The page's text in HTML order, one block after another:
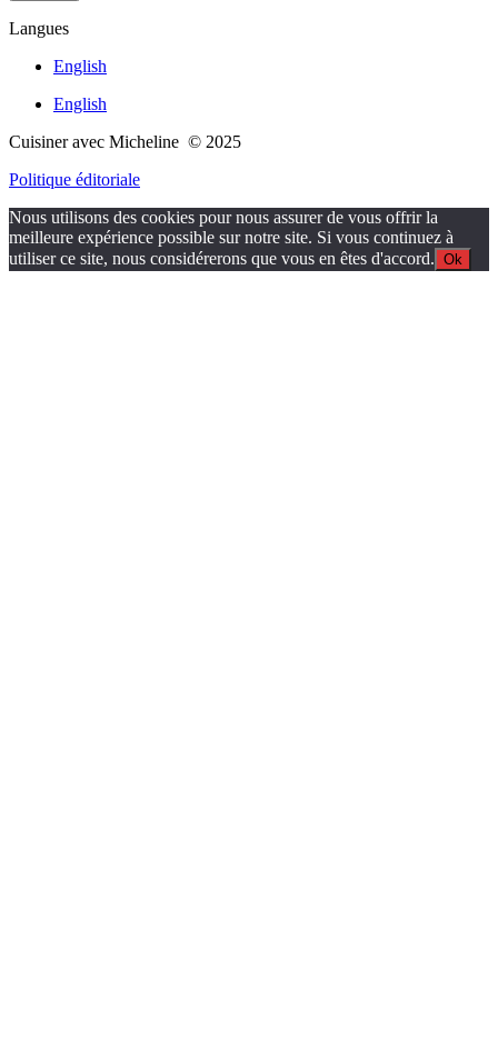
Langues
English
English
Cuisiner avec Micheline © 2025
Politique éditoriale
Nous utilisons des cookies pour nous assurer de vous offrir la
meilleure expérience possible sur notre site. Si vous continuez à
utiliser ce site, nous considérerons que vous en êtes d'accord. Ok